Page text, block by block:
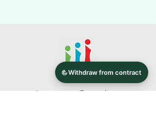
Impressum Datenschutz